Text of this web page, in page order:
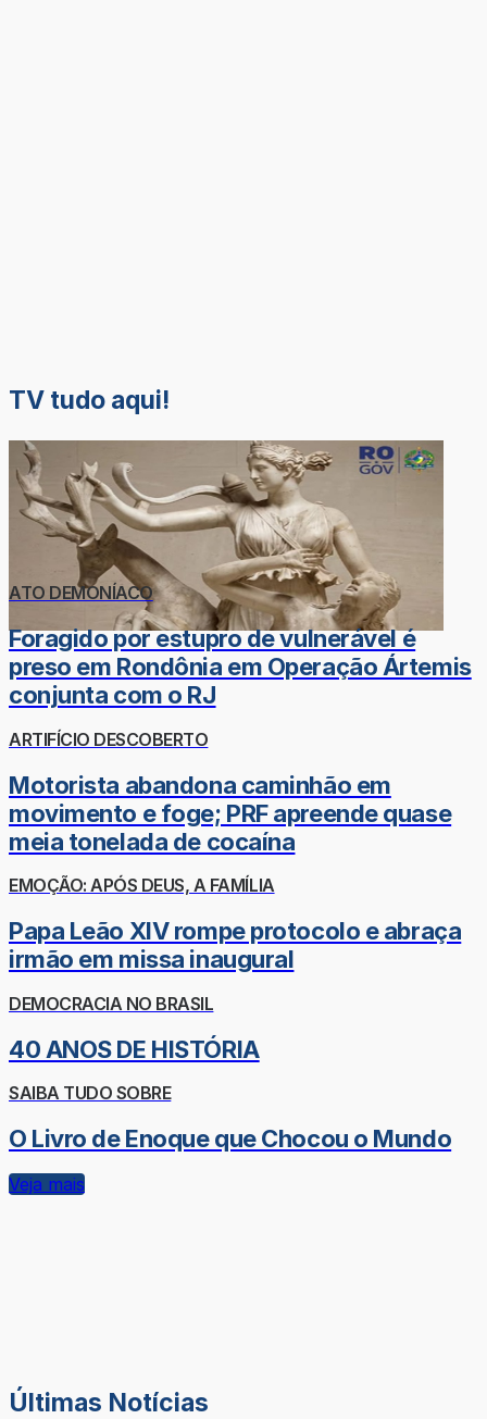
TV tudo aqui!
ATO DEMONÍACO
Foragido por estupro de vulnerável é
preso em Rondônia em Operação Ártemis
conjunta com o RJ
ARTIFÍCIO DESCOBERTO
Motorista abandona caminhão em
movimento e foge; PRF apreende quase
meia tonelada de cocaína
EMOÇÃO: APÓS DEUS, A FAMÍLIA
Papa Leão XIV rompe protocolo e abraça
irmão em missa inaugural
DEMOCRACIA NO BRASIL
40 ANOS DE HISTÓRIA
SAIBA TUDO SOBRE
O Livro de Enoque que Chocou o Mundo
Veja mais
Últimas Notícias